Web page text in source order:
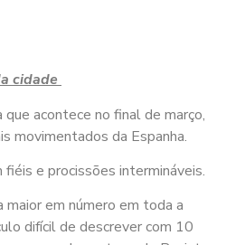
cidade
acontece no final de março,
movimentados da Espanha.
fiéis e procissões intermináveis.
em número em toda a
difícil de descrever com 10